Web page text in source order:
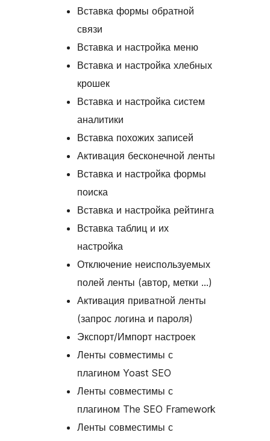
Вставка формы обратной
связи
Вставка и настройка меню
Вставка и настройка хлебных
крошек
Вставка и настройка систем
аналитики
Вставка похожих записей
Активация бесконечной ленты
Вставка и настройка формы
поиска
Вставка и настройка рейтинга
Вставка таблиц и их
настройка
Отключение неиспользуемых
полей ленты (автор, метки …)
Активация приватной ленты
(запрос логина и пароля)
Экспорт/Импорт настроек
Ленты совместимы с
плагином Yoast SEO
Ленты совместимы с
плагином The SEO Framework
Ленты совместимы с